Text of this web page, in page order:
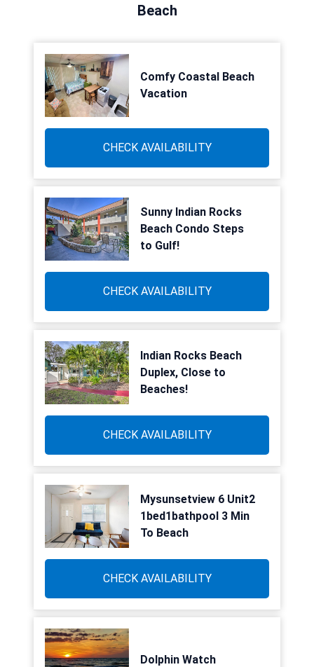
Beach
Comfy Coastal Beach
Vacation
CHECK AVAILABILITY
Sunny Indian Rocks
Beach Condo Steps
to Gulf!
CHECK AVAILABILITY
Indian Rocks Beach
Duplex, Close to
Beaches!
CHECK AVAILABILITY
Mysunsetview 6 Unit2
1bed1bathpool 3 Min
To Beach
CHECK AVAILABILITY
Dolphin Watch